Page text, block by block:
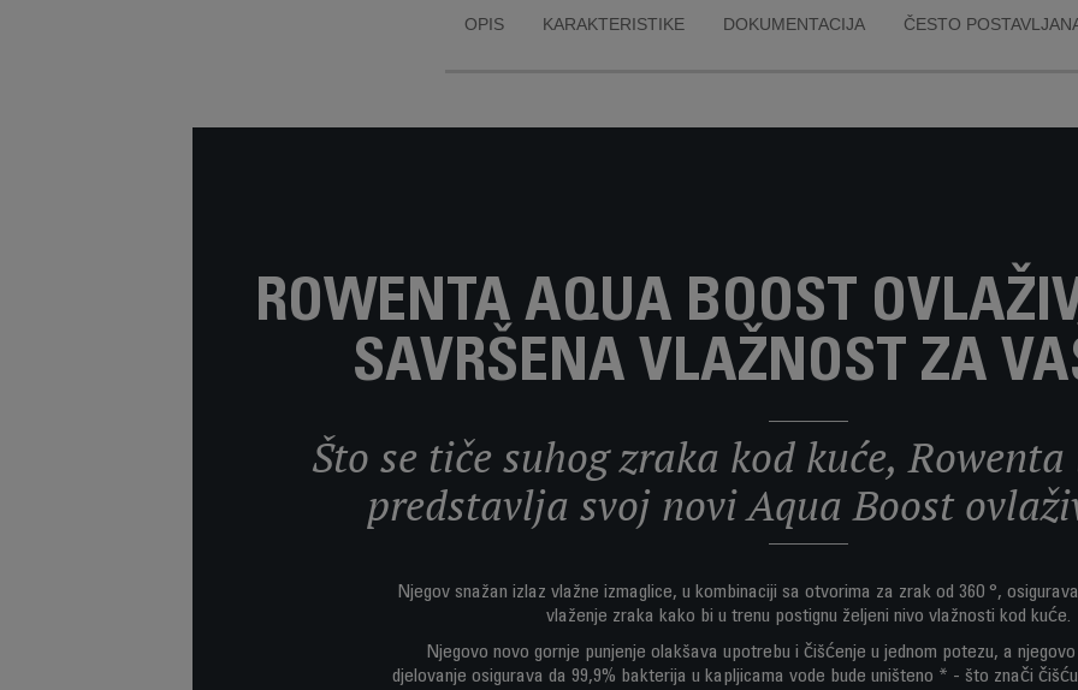
- Noćni režim: Smanjuje
intenzitet osvjetljenja
po želji.
OPIS KARAKTERISTIKE DOKUMENTACIJA ČESTO
ROWENTA AQUA BOOST
SAVRŠENA VLAŽNOST ZA
Što se tiče suhog zraka kod kuće,
predstavlja svoj novi Aqua Boost
Njegov snažan izlaz vlažne izmaglice, u kombinaciji sa otvorima za zrak od 360 °,
vlaženje zraka kako bi u trenu postignu željeni nivo vlažnosti kod kuće.
Njegovo novo gornje punjenje olakšava upotrebu i čišćenje u jednom potezu, a
djelovanje osigurava da 99,9% bakterija u kapljicama vode bude uništeno * - što znači